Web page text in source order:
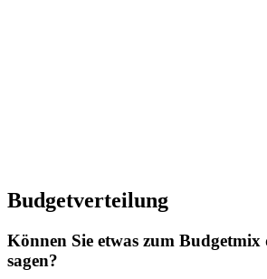
Budgetverteilung
Können Sie etwas zum
sagen?